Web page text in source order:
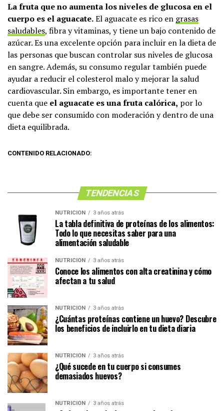
La fruta que no aumenta los niveles de glucosa en el
cuerpo es el aguacate.El aguacate es rico en grasas
saludables, fibra y vitaminas, y tiene un bajo contenido de
azúcar. Es una excelente opción para incluir en la dieta de
las personas que buscan controlar sus niveles de glucosa
en sangre. Además, su consumo regular también puede
ayudar a reducir el colesterol malo y mejorar la salud
cardiovascular. Sin embargo, es importante tener en
cuenta que el aguacate es una fruta calórica, por lo
que debe ser consumido con moderación y dentro de una
dieta equilibrada.
CONTENIDO RELACIONADO:
TENDENCIAS
NUTRICIÓN 3 años atrás
La tabla definitiva de proteínas de los alimentos:
Todo lo que necesitas saber para una
alimentación saludable
NUTRICIÓN 3 años atrás
Conoce los alimentos con alta creatinina y cómo
afectan a tu salud
NUTRICIÓN 3 años atrás
¿Cuántas proteínas contiene un huevo? Descubre
los beneficios de incluirlo en tu dieta diaria
NUTRICIÓN 3 años atrás
¿Qué sucede en tu cuerpo si consumes
demasiados huevos?
NUTRICIÓN 3 años atrás